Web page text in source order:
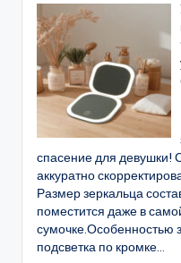
спасение для девушки!
аккуратно
Размер зеркальца
поместится даже в
сумочке.Особенностью
подсветка по кромке...